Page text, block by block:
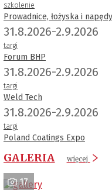
szkolenie
Prowadnice, łożyska i
31.8.2026-2.9.2026
targi
Forum BHP
31.8.2026-2.9.2026
targi
Weld Tech
31.8.2026-2.9.2026
targi
Poland Coatings Expo
GALERIA więcej
17